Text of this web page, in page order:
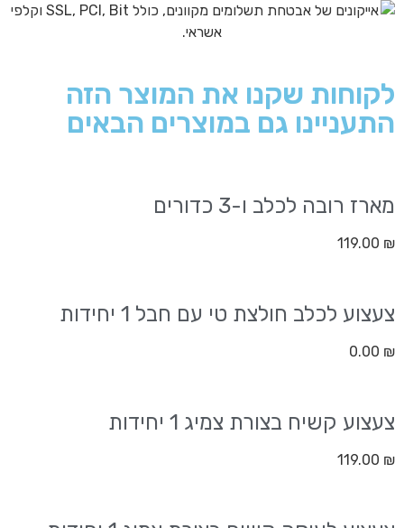
לקוחות שקנו את המוצר הזה
התעניינו גם במוצרים הבאים
מארז רובה לכלב ו-3 כדורים
119.00 ₪
צעצוע לכלב חולצת טי עם חבל 1 יחידות
0.00 ₪
צעצוע קשיח בצורת צמיג 1 יחידות
119.00 ₪